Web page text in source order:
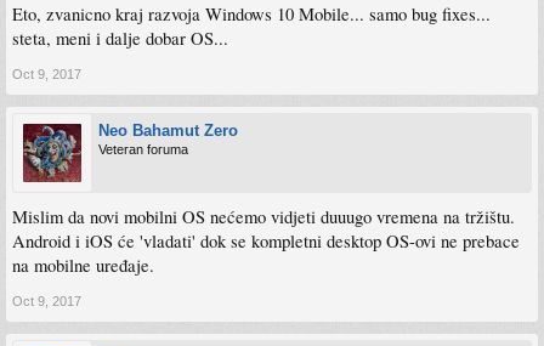
Eto, zvanicno kraj razvoja Windows 10 Mobile... samo bug fixes...
steta, meni i dalje dobar OS...
Oct 9, 2017
Neo Bahamut Zero
Veteran foruma
Mislim da novi mobilni OS nećemo vidjeti duuugo vremena na tržištu.
Android i iOS će 'vladati' dok se kompletni desktop OS-ovi ne prebace
na mobilne uređaje.
Oct 9, 2017